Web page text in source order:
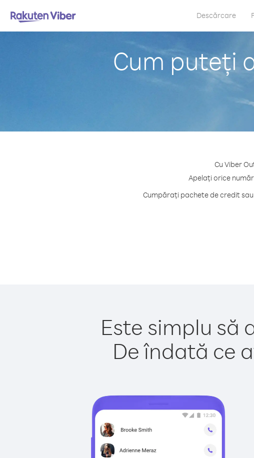
Descărcare
Cum puteți
Cu Viber
Apelați orice
Cumpărați pachete de credit
Este simplu să
De îndată ce